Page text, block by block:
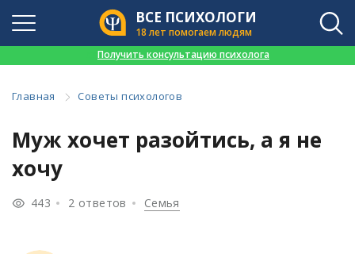
ВСЕ ПСИХОЛОГИ
18 лет помогаем людям
Получить консультацию психолога
Главная Советы психологов
Муж хочет разойтись, а я не
хочу
443 2 ответов Семья